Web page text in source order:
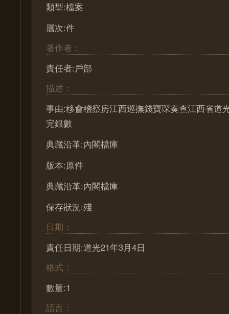
類型:檔案
層次:件
著作者：
責任者:戶部
描述：
事由:移會稽察房江西巡撫錢寶琛奏查江西省道
完銀數
典藏沿革:內閣檔庫
版本:原件
典藏沿革:內閣檔庫
保存狀況:殘
日期：
責任日期:道光21年3月4日
格式：
數量:1
語言：